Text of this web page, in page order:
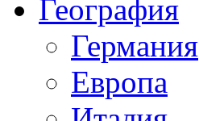
География
Германия
Европа